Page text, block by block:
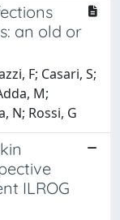
an old or
F; Casari, S;
M;
N; Rossi, G
ILROG